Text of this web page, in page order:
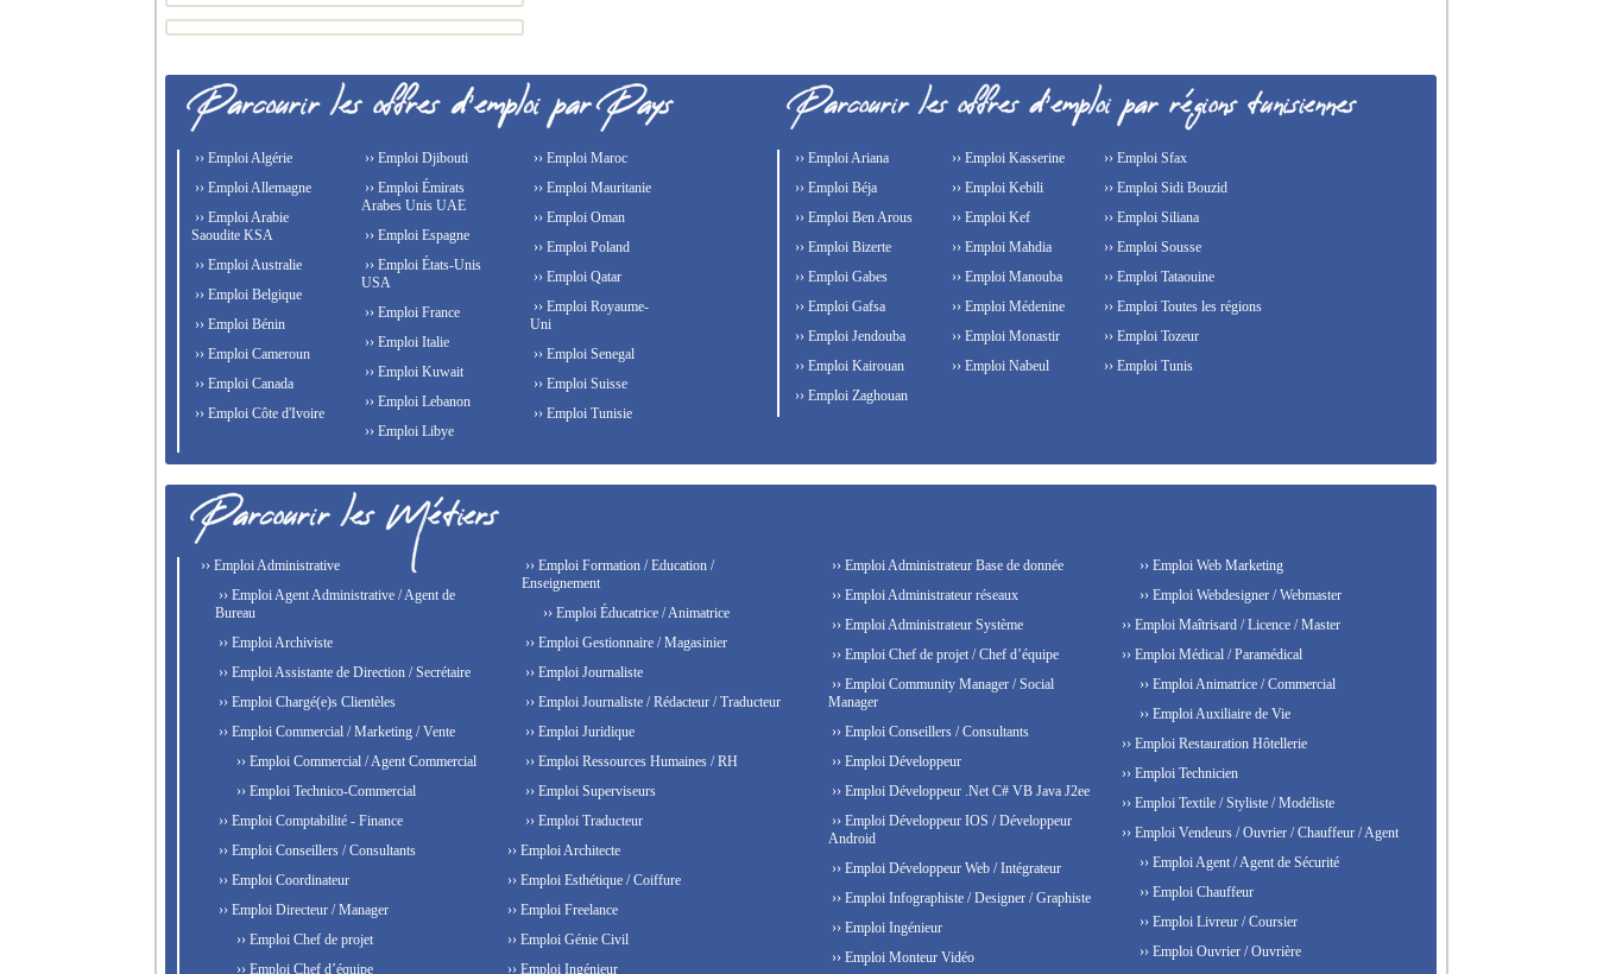
›› Emploi Algérie
›› Emploi Allemagne
›› Emploi Arabie
Saoudite KSA
›› Emploi Australie
›› Emploi Belgique
›› Emploi Bénin
›› Emploi Cameroun
›› Emploi Canada
›› Emploi Côte d'Ivoire
›› Emploi Djibouti
›› Emploi Émirats
Arabes Unis UAE
›› Emploi Espagne
›› Emploi États-Unis
USA
›› Emploi France
›› Emploi Italie
›› Emploi Kuwait
›› Emploi Lebanon
›› Emploi Libye
›› Emploi Maroc
›› Emploi Mauritanie
›› Emploi Oman
›› Emploi Poland
›› Emploi Qatar
›› Emploi Royaume-
Uni
›› Emploi Senegal
›› Emploi Suisse
›› Emploi Tunisie
›› Emploi Ariana
›› Emploi Béja
›› Emploi Ben Arous
›› Emploi Bizerte
›› Emploi Gabes
›› Emploi Gafsa
›› Emploi Jendouba
›› Emploi Kairouan
›› Emploi Kasserine
›› Emploi Kebili
›› Emploi Kef
›› Emploi Mahdia
›› Emploi Manouba
›› Emploi Médenine
›› Emploi Monastir
›› Emploi Nabeul
›› Emploi Sfax
›› Emploi Sidi Bouzid
›› Emploi Siliana
›› Emploi Sousse
›› Emploi Tataouine
›› Emploi Toutes les régions
›› Emploi Tozeur
›› Emploi Tunis
›› Emploi Zaghouan
›› Emploi Administrative
›› Emploi Agent Administrative / Agent de
Bureau
›› Emploi Archiviste
›› Emploi Assistante de Direction / Secrétaire
›› Emploi Chargé(e)s Clientèles
›› Emploi Commercial / Marketing / Vente
›› Emploi Commercial / Agent Commercial
›› Emploi Technico-Commercial
›› Emploi Comptabilité - Finance
›› Emploi Conseillers / Consultants
›› Emploi Coordinateur
›› Emploi Directeur / Manager
›› Emploi Chef de projet
›› Emploi Chef d’équipe
›› Emploi Formation / Education /
Enseignement
›› Emploi Éducatrice / Animatrice
›› Emploi Gestionnaire / Magasinier
›› Emploi Journaliste
›› Emploi Journaliste / Rédacteur / Traducteur
›› Emploi Juridique
›› Emploi Ressources Humaines / RH
›› Emploi Superviseurs
›› Emploi Traducteur
›› Emploi Architecte
›› Emploi Esthétique / Coiffure
›› Emploi Freelance
›› Emploi Génie Civil
›› Emploi Ingénieur
›› Emploi Administrateur Base de donnée
›› Emploi Administrateur réseaux
›› Emploi Administrateur Système
›› Emploi Chef de projet / Chef d’équipe
›› Emploi Community Manager / Social
Manager
›› Emploi Conseillers / Consultants
›› Emploi Développeur
›› Emploi Développeur .Net C# VB Java J2ee
›› Emploi Développeur IOS / Développeur
Android
›› Emploi Développeur Web / Intégrateur
›› Emploi Infographiste / Designer / Graphiste
›› Emploi Ingénieur
›› Emploi Monteur Vidéo
›› Emploi Web Marketing
›› Emploi Webdesigner / Webmaster
›› Emploi Maîtrisard / Licence / Master
›› Emploi Médical / Paramédical
›› Emploi Animatrice / Commercial
›› Emploi Auxiliaire de Vie
›› Emploi Restauration Hôtellerie
›› Emploi Technicien
›› Emploi Textile / Styliste / Modéliste
›› Emploi Vendeurs / Ouvrier / Chauffeur / Agent
›› Emploi Agent / Agent de Sécurité
›› Emploi Chauffeur
›› Emploi Livreur / Coursier
›› Emploi Ouvrier / Ouvrière